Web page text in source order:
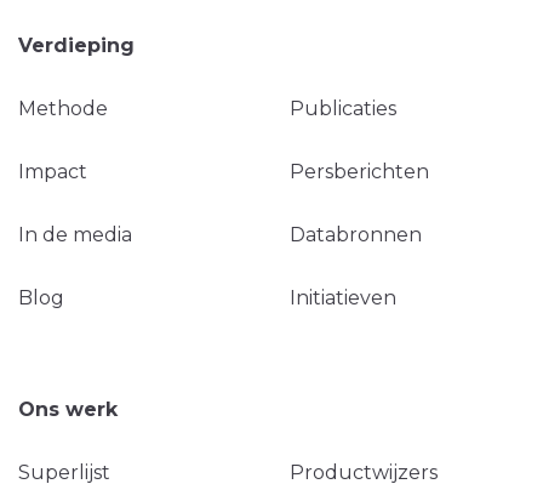
Verdieping
Methode Publicaties
Impact Persberichten
In de media Databronnen
Blog Initiatieven
Ons werk
Superlijst Productwijzers